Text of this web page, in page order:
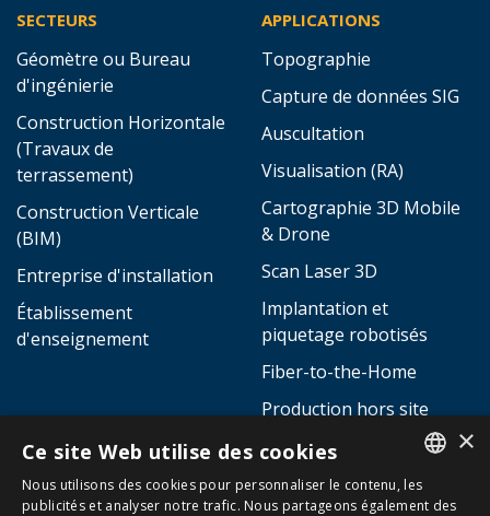
LIENS RAPIDES
Page d'accueil
Boutique
Événements
Contact
Demande d'offre
SERVICES
Tous les services
Atelier
Support technique
Formations (AllTerra
Academy)
Plans de protection
Location
DUTCH
×
Ce site Web utilise des cookies
Nous utilisons des cookies pour personnaliser le contenu, les
publicités et analyser notre trafic. Nous partageons également des